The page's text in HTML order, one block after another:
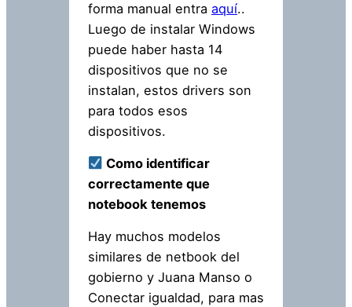
forma manual entra aquí..
Luego de instalar Windows
puede haber hasta 14
dispositivos que no se
instalan, estos drivers son
para todos esos
dispositivos.
Como identificar
correctamente que
notebook tenemos
Hay muchos modelos
similares de netbook del
gobierno y Juana Manso o
Conectar igualdad, para mas